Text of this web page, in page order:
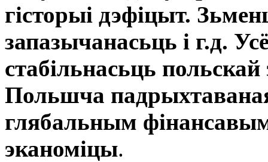
гісторыі дэфіцыт.
запазычанасьць і г.д.
стабільнасьць
Польшча
глябальным
эканоміцы.